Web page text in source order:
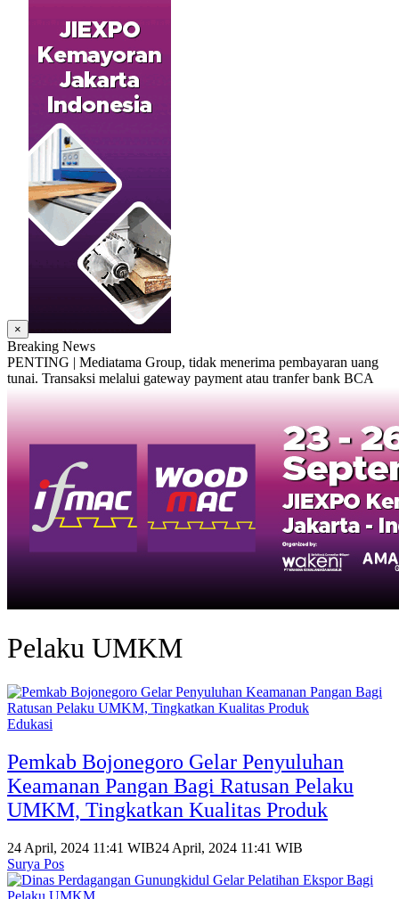
×
Breaking News
PENTING | Mediatama Group, tidak menerima pembayaran uang
tunai. Transaksi melalui gateway payment atau tranfer bank BCA
Pelaku UMKM
Edukasi
Pemkab Bojonegoro Gelar Penyuluhan
Keamanan Pangan Bagi Ratusan Pelaku
UMKM, Tingkatkan Kualitas Produk
24 April, 2024 11:41 WIB24 April, 2024 11:41 WIB
Surya Pos